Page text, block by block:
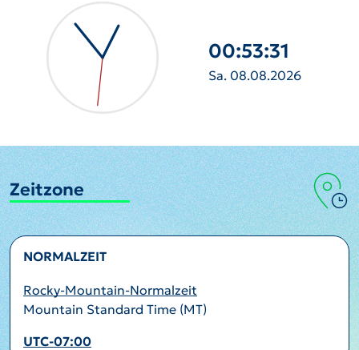
00:53:32
Sa. 08.08.2026
Zeitzone
NORMALZEIT
Rocky-Mountain-Normalzeit
Mountain Standard Time (MT)
UTC-07:00